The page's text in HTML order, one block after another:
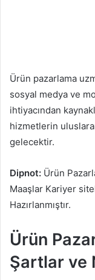
Ürün pazarlama
sosyal medya ve
ihtiyacından
hizmetlerin
gelecektir.
Dipnot: Ürün
Maaşlar Kariyer
Hazırlanmıştır.
Ürün
Şartlar ve